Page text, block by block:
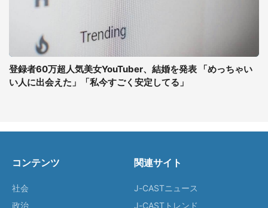
登録者60万超人気美女YouTuber、結婚を発表 「めっちゃい
い人に出会えた」「私今すごく安定してる」
コンテンツ
社会
政治
関連サイト
J-CASTニュース
J-CASTトレンド